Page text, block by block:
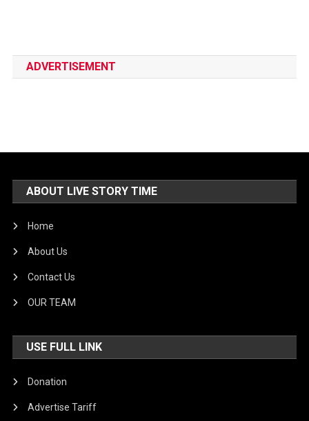
ADVERTISEMENT
ABOUT LIVE STORY TIME
Home
About Us
Contact Us
OUR TEAM
USE FULL LINK
Donation
Advertise Tariff